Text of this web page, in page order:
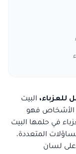
للعزباء، البيت
من الأشخاص فهو
في حلمها البيت
المتعددة،
لسان